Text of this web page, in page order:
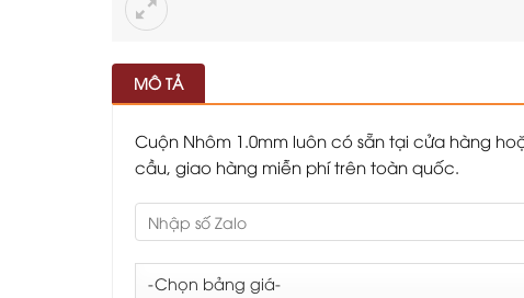
MÔ TẢ
Cuộn Nhôm 1.0mm luôn có sẵn tại cửa hàng
cầu, giao hàng miễn phí trên toàn quốc.